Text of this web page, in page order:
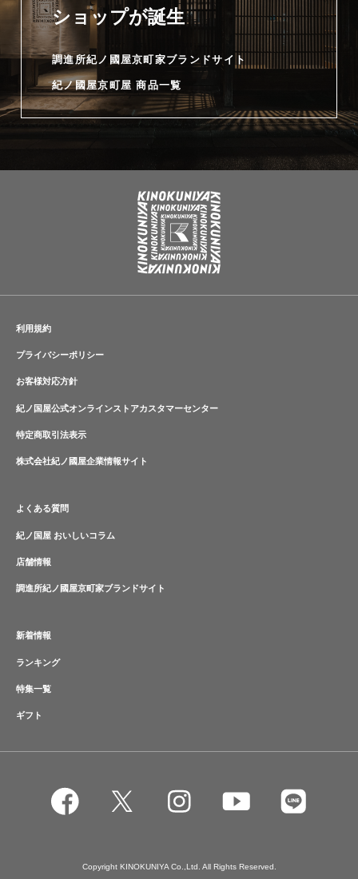
ショップが誕生
調進所紀ノ國屋京町家ブランドサイト
紀ノ國屋京町屋 商品一覧
利用規約
プライバシーポリシー
お客様対応方針
紀ノ国屋公式オンラインストアカスタマーセンター
特定商取引法表示
株式会社紀ノ國屋企業情報サイト
よくある質問
紀ノ国屋 おいしいコラム
店舗情報
調進所紀ノ國屋京町家ブランドサイト
新着情報
ランキング
特集一覧
ギフト
Copyright KINOKUNIYA Co.,Ltd. All Rights Reserved.